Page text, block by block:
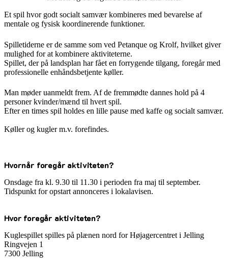
Et spil hvor godt socialt samvær kombineres med bevarelse af
mentale og fysisk koordinerende funktioner.
Spilletiderne er de samme som ved Petanque og Krolf, hvilket giver
mulighed for at kombinere aktiviteterne.
Spillet, der på landsplan har fået en forrygende tilgang, foregår med
professionelle enhåndsbetjente køller.
Man møder uanmeldt frem. Af de fremmødte dannes hold på 4
personer kvinder/mænd til hvert spil.
Efter en times spil holdes en lille pause med kaffe og socialt samvær.
Køller og kugler m.v. forefindes.
Hvornår foregår aktiviteten?
Onsdage fra kl. 9.30 til 11.30 i perioden fra maj til september.
Tidspunkt for opstart annonceres i lokalavisen.
Hvor foregår aktiviteten?
Kuglespillet spilles på plænen nord for Højagercentret i Jelling
Ringvejen 1
7300 Jelling